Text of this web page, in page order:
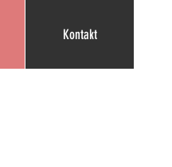
Kontakt